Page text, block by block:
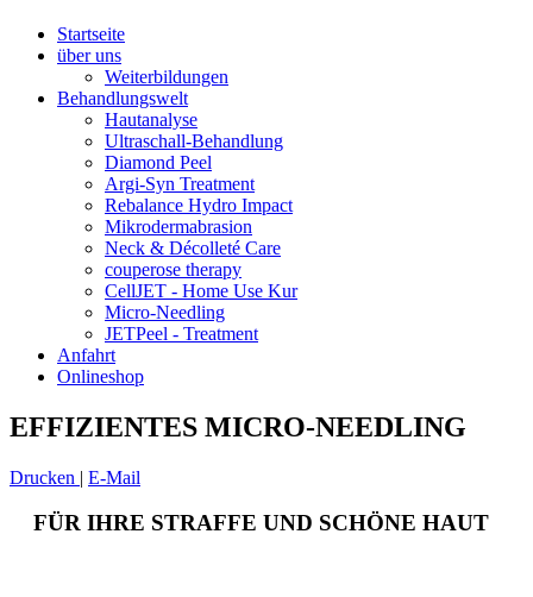
Startseite
über uns
Weiterbildungen
Behandlungswelt
Hautanalyse
Ultraschall-Behandlung
Diamond Peel
Argi-Syn Treatment
Rebalance Hydro Impact
Mikrodermabrasion
Neck & Décolleté Care
couperose therapy
CellJET - Home Use Kur
Micro-Needling
JETPeel - Treatment
Anfahrt
Onlineshop
EFFIZIENTES MICRO-NEEDLING
Drucken | E-Mail
FÜR IHRE STRAFFE UND SCHÖNE HAUT